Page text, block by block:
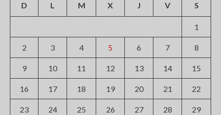
D L M X J V S
1
2 3 4 5 6 7 8
9 10 11 12 13 14 15
16 17 18 19 20 21 22
23 24 25 26 27 28 29